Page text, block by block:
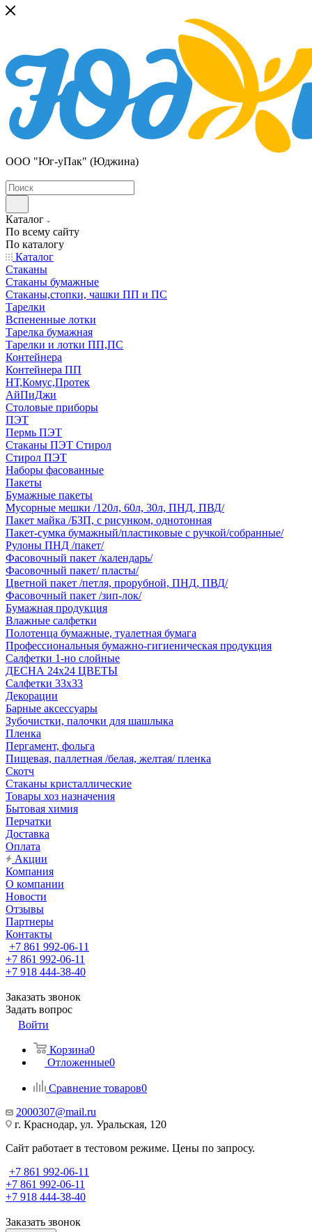
ООО "Юг-уПак" (Юджина)
Каталог
По всему сайту
По каталогу
Каталог
Стаканы
Стаканы бумажные
Стаканы,стопки, чашки ПП и ПС
Тарелки
Вспененные лотки
Тарелка бумажная
Тарелки и лотки ПП,ПС
Контейнера
Контейнера ПП
НТ,Комус,Протек
АйПиДжи
Столовые приборы
ПЭТ
Пермь ПЭТ
Стаканы ПЭТ Стирол
Стирол ПЭТ
Наборы фасованные
Пакеты
Бумажные пакеты
Мусорные мешки /120л, 60л, 30л, ПНД, ПВД/
Пакет майка /БЗП, с рисунком, однотонная
Пакет-сумка бумажный/пластиковые с ручкой/собранные/
Рулоны ПНД /пакет/
Фасовочный пакет /календарь/
Фасовочный пакет/ пласты/
Цветной пакет /петля, прорубной, ПНД, ПВД/
Фасовочный пакет /зип-лок/
Бумажная продукция
Влажные салфетки
Полотенца бумажные, туалетная бумага
Профессиональныя бумажно-гигиеническая продукция
Салфетки 1-но слойные
ДЕСНА 24х24 ЦВЕТЫ
Салфетки 33х33
Декорации
Барные аксессуары
Зубочистки, палочки для шашлыка
Пленка
Пергамент, фольга
Пищевая, паллетная /белая, желтая/ пленка
Скотч
Стаканы кристаллические
Товары хоз назначения
Бытовая химия
Перчатки
Доставка
Оплата
Акции
Компания
О компании
Новости
Отзывы
Партнеры
Контакты
+7 861 992-06-11
+7 861 992-06-11
+7 918 444-38-40
Заказать звонок
Задать вопрос
Войти
Корзина0
Отложенные0
Сравнение товаров0
2000307@mail.ru
г. Краснодар, ул. Уральская, 120
Сайт работает в тестовом режиме. Цены по запросу.
+7 861 992-06-11
+7 861 992-06-11
+7 918 444-38-40
Заказать звонок